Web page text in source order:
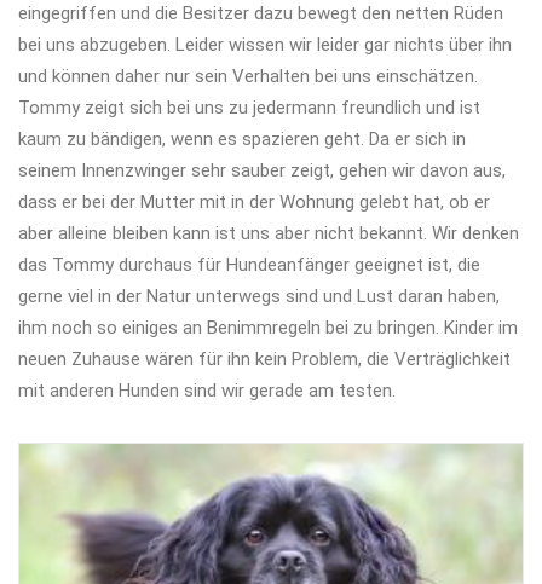
eingegriffen und die Besitzer dazu bewegt den netten Rüden
bei uns abzugeben. Leider wissen wir leider gar nichts über ihn
und können daher nur sein Verhalten bei uns einschätzen.
Tommy zeigt sich bei uns zu jedermann freundlich und ist
kaum zu bändigen, wenn es spazieren geht. Da er sich in
seinem Innenzwinger sehr sauber zeigt, gehen wir davon aus,
dass er bei der Mutter mit in der Wohnung gelebt hat, ob er
aber alleine bleiben kann ist uns aber nicht bekannt. Wir denken
das Tommy durchaus für Hundeanfänger geeignet ist, die
gerne viel in der Natur unterwegs sind und Lust daran haben,
ihm noch so einiges an Benimmregeln bei zu bringen. Kinder im
neuen Zuhause wären für ihn kein Problem, die Verträglichkeit
mit anderen Hunden sind wir gerade am testen.